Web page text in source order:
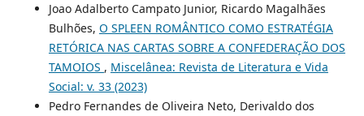
Joao Adalberto Campato Junior, Ricardo Magalhães
Bulhões, O SPLEEN ROMÂNTICO COMO ESTRATÉGIA
RETÓRICA NAS CARTAS SOBRE A CONFEDERAÇÃO DOS
TAMOIOS , Miscelânea: Revista de Literatura e Vida
Social: v. 33 (2023)
Pedro Fernandes de Oliveira Neto, Derivaldo dos